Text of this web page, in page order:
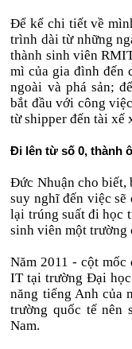
Để kể chi tiết về
trình dài từ những
thành sinh viên
mì của gia đình đến
ngoài và phá sản;
bắt đầu với công
từ shipper đến tài xế
Đi lên từ số 0, thành
Đức Nhuận cho biết,
suy nghĩ đến việc sẽ
lại trúng suất đi học
sinh viên một trường
Năm 2011 - cột
IT tại trường Đại học
năng tiếng Anh của
trường quốc tế nên
Nam.